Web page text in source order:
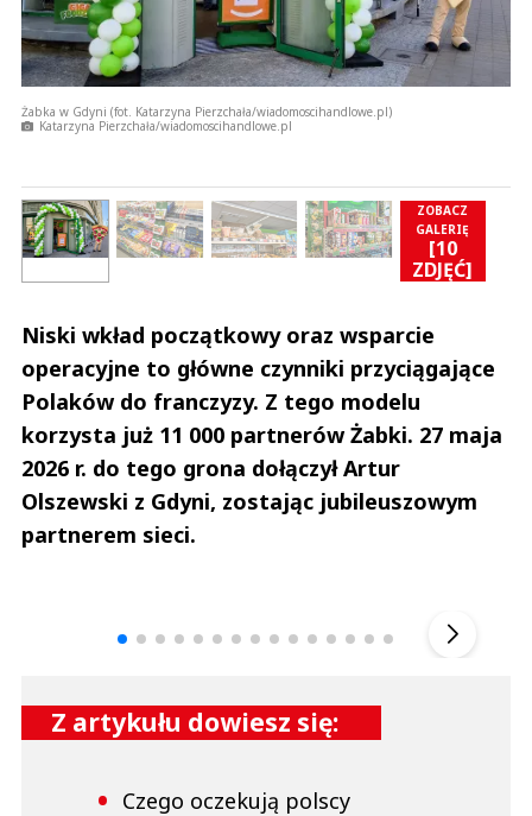
Żabka w Gdyni (fot. Katarzyna Pierzchała/wiadomoscihandlowe.pl)
Katarzyna Pierzchała/wiadomoscihandlowe.pl
ZOBACZ
GALERIĘ
[10
ZDJĘĆ]
Niski wkład początkowy oraz wsparcie
operacyjne to główne czynniki przyciągające
Polaków do franczyzy. Z tego modelu
korzysta już 11 000 partnerów Żabki. 27 maja
2026 r. do tego grona dołączył Artur
Olszewski z Gdyni, zostając jubileuszowym
partnerem sieci.
Z artykułu dowiesz się:
Czego oczekują polscy